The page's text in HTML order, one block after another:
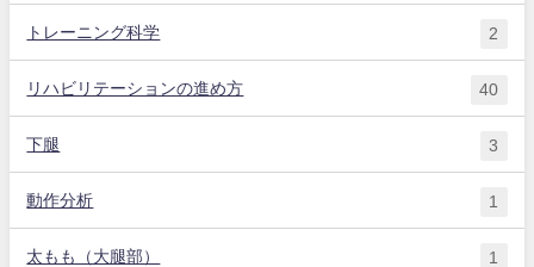
トレーニング科学 2
リハビリテーションの進め方 40
下腿 3
動作分析 1
太もも（大腿部） 1